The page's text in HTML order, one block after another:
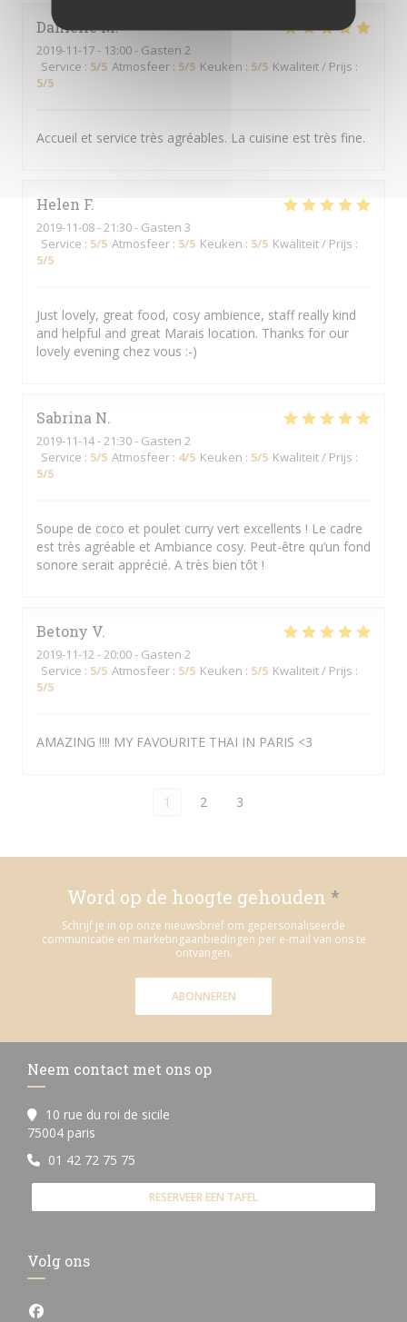
DanielleM
2019-11-17- 13:00 - Gasten 2
Service : 5/5 Atmosfeer : 5/5 Keuken : 5/5 Kwaliteit / Prijs :
5/5
Accueil et service très agréables. La cuisine est très fine.
Helen F
2019-11-08- 21:30 - Gasten 3
Service : 5/5 Atmosfeer : 5/5 Keuken : 5/5 Kwaliteit / Prijs :
5/5
Just lovely, great food, cosy ambience, staff really kind
and helpful and great Marais location. Thanks for our
lovely evening chez vous :-)
Sabrina N
2019-11-14- 21:30 - Gasten 2
Service : 5/5 Atmosfeer : 4/5 Keuken : 5/5 Kwaliteit / Prijs :
5/5
Soupe de coco et poulet curry vert excellents ! Le cadre
est très agréable et Ambiance cosy. Peut-être qu’un fond
sonore serait apprécié. A très bien tôt !
Betony V
2019-11-12 - 20:00 - Gasten 2
Service : 5/5 Atmosfeer : 5/5 Keuken : 5/5 Kwaliteit / Prijs :
5/5
AMAZING !!!! MY FAVOURITE THAI IN PARIS <3
1 2 3
Word op de hoogte gehouden *
Schrijf je in op onze nieuwsbrief om gepersonaliseerde
communicatie en marketingaanbiedingen per e-mail van ons te
ontvangen.
ABONNEREN
Neem contact met ons op
10 rue du roi de sicile
75004 paris
01 42 72 75 75
RESERVEER EEN TAFEL
Volg ons